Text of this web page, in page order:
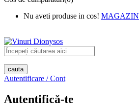
Nu aveti produse in cos! MAGAZIN
cauta
Autentificare / Cont
Autentifică-te